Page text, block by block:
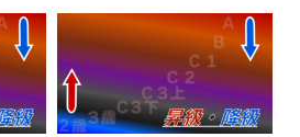
組に
数は
A級
10・那俄性哲也厩舎）
9,970,000－
(1,800,000)→11,770,000ミズ
ワリヲクダサイ（牡6・雑...